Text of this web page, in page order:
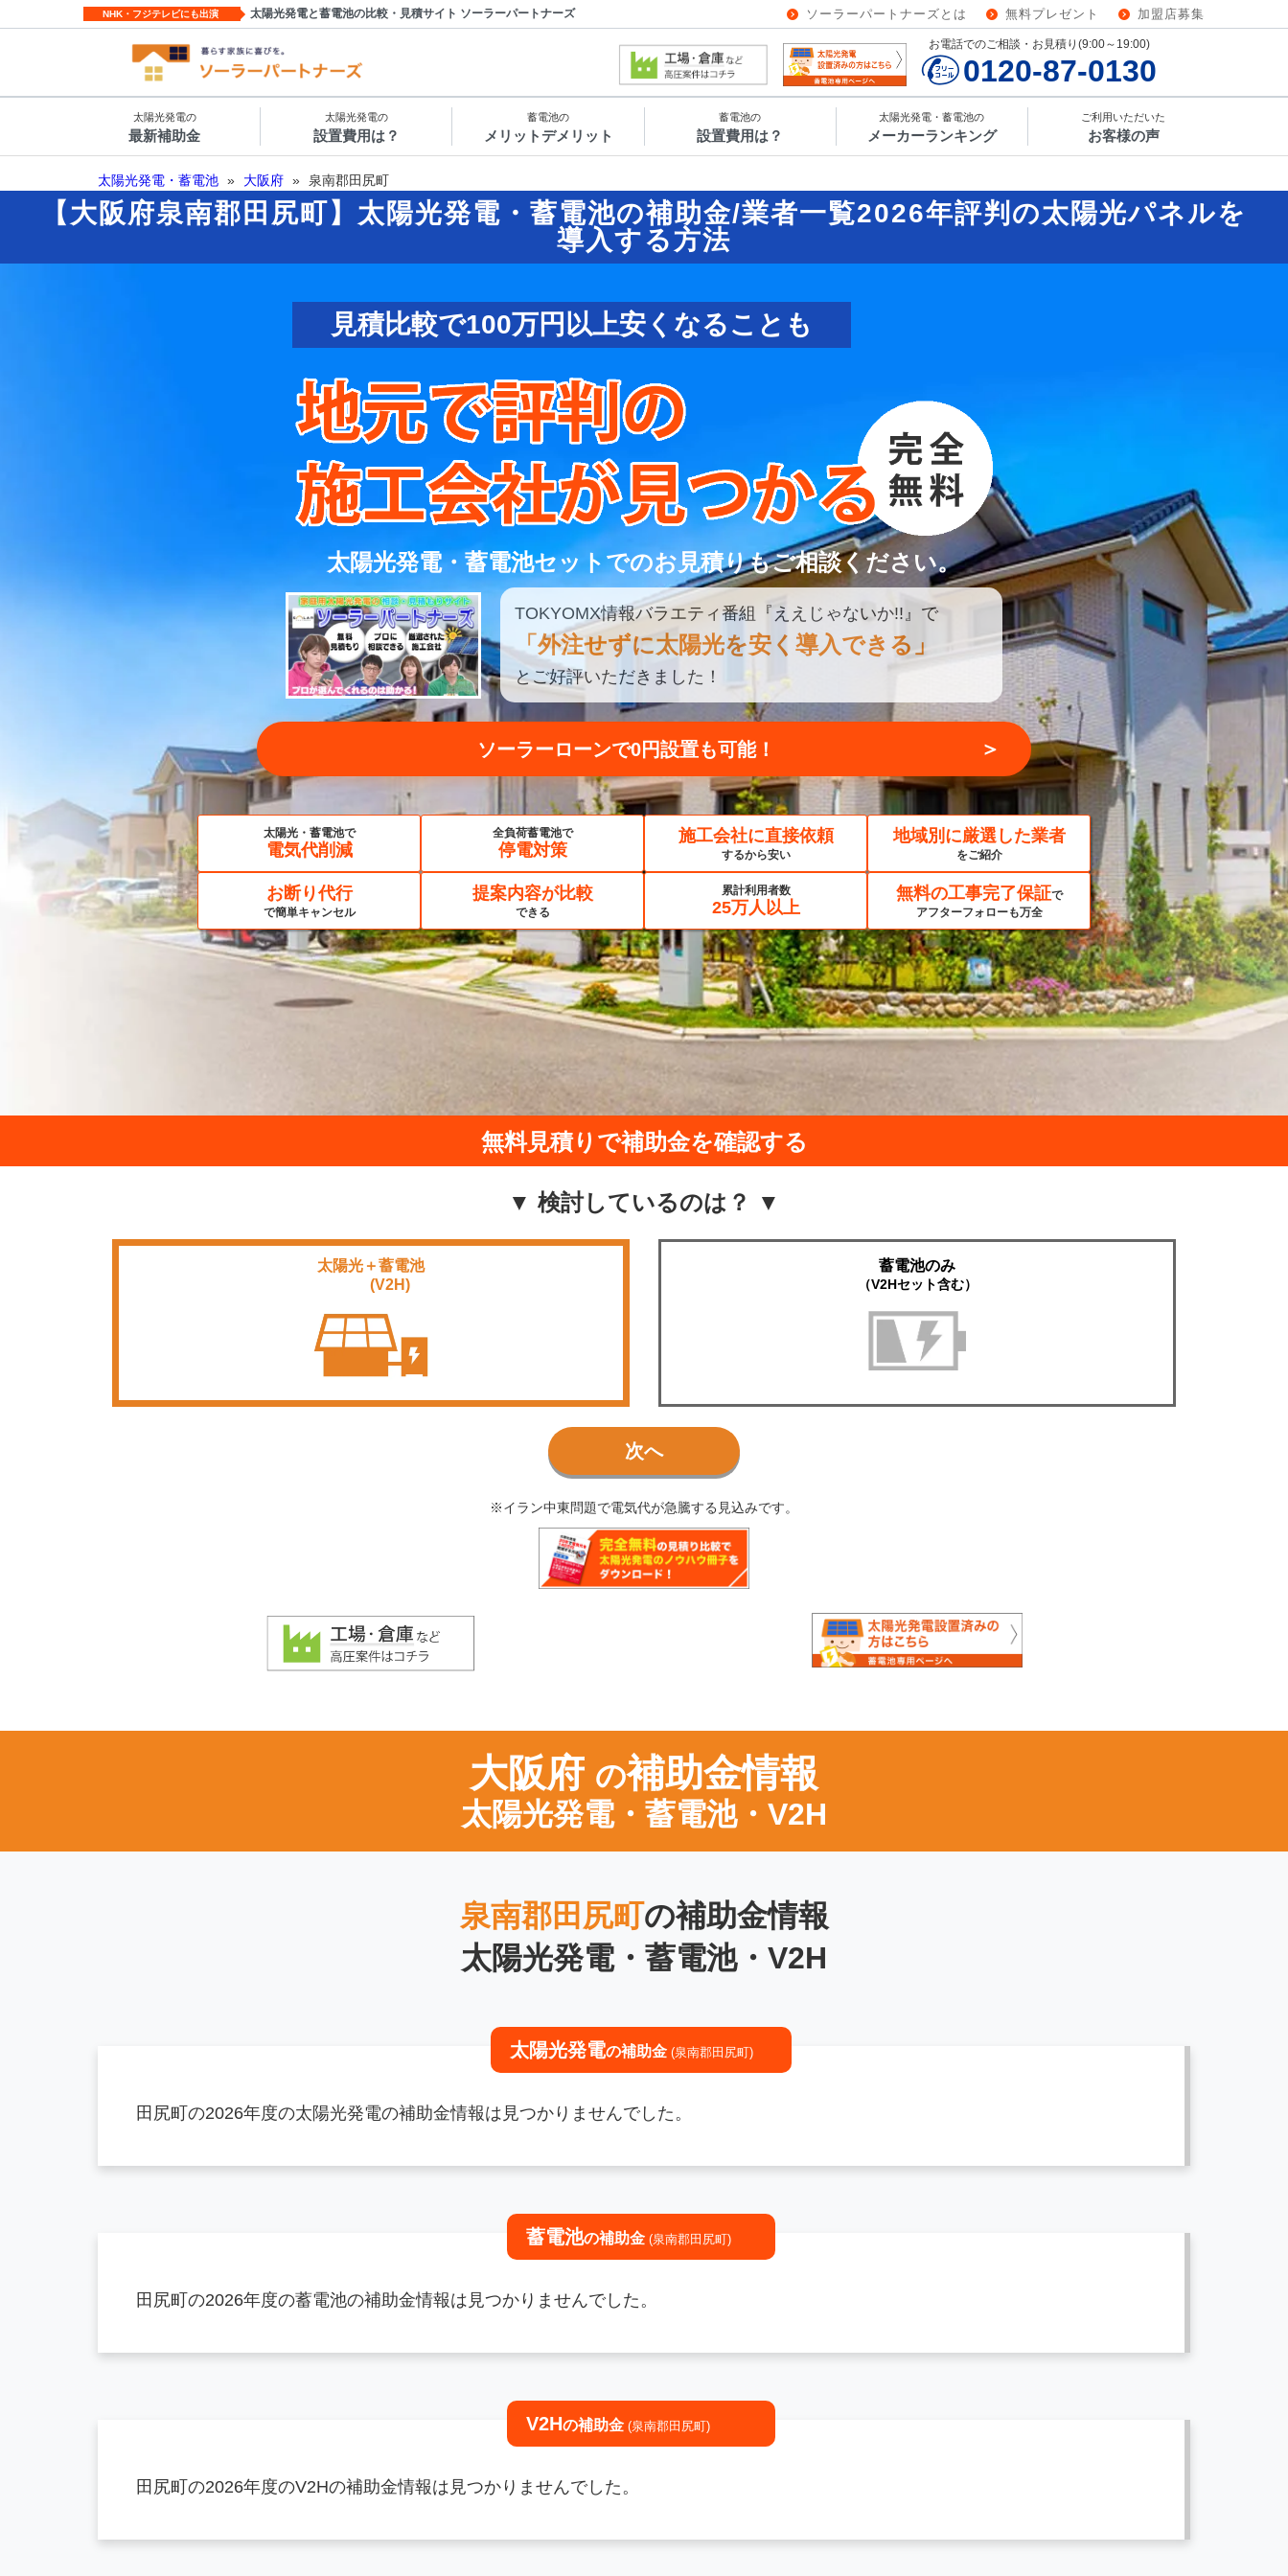
NHK・フジテレビにも出演 太陽光発電と蓄電池の比較・見積サイト ソーラーパートナーズ ソーラーパートナーズとは 無料プレゼント 加盟店募集
お電話でのご相談・お見積り(9:00～19:00)
0120-87-0130
太陽光発電の
最新補助金
太陽光発電の
設置費用は？
蓄電池の
メリットデメリット
蓄電池の
設置費用は？
太陽光発電・蓄電池の
メーカーランキング
ご利用いただいた
お客様の声
太陽光発電・蓄電池 » 大阪府 » 泉南郡田尻町
【大阪府泉南郡田尻町】太陽光発電・蓄電池の補助金/業者一覧2026年評判の太陽光パネルを
導入する方法
見積比較で100万円以上安くなることも
太陽光発電・蓄電池セットでのお見積りもご相談ください。
TOKYOMX情報バラエティ番組 『ええじゃないか!!』で
「外注せずに太陽光を安く導入できる」
とご好評いただきました！
ソーラーローンで0円設置も可能！ ＞
太陽光・蓄電池で
電気代削減
全負荷蓄電池で
停電対策
施工会社に直接依頼
するから安い
地域別に厳選した業者
をご紹介
お断り代行
で簡単キャンセル
提案内容が比較
できる
累計利用者数
25万人以上
無料の工事完了保証で
アフターフォローも万全
無料見積りで補助金を確認する
▼ 検討しているのは？ ▼
太陽光＋蓄電池
(V2H)
蓄電池のみ
（V2Hセット含む）
次へ
※イラン中東問題で電気代が急騰する見込みです。
大阪府 の補助金情報
太陽光発電・蓄電池・V2H
泉南郡田尻町の補助金情報
太陽光発電・蓄電池・V2H
太陽光発電の補助金 (泉南郡田尻町)
田尻町の2026年度の太陽光発電の補助金情報は見つかりませんでした。
蓄電池の補助金 (泉南郡田尻町)
田尻町の2026年度の蓄電池の補助金情報は見つかりませんでした。
V2Hの補助金 (泉南郡田尻町)
田尻町の2026年度のV2Hの補助金情報は見つかりませんでした。